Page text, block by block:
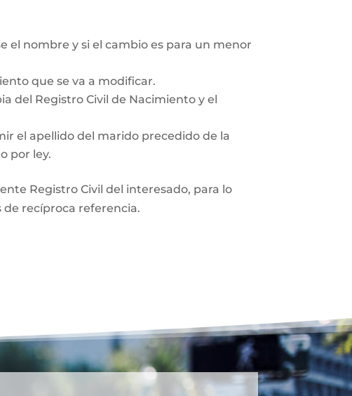
el nombre y si el cambio es para un menor
que se va a modificar.
del Registro Civil de Nacimiento y el
el apellido del marido precedido de la
por ley.
Registro Civil del interesado, para lo
de recíproca referencia.